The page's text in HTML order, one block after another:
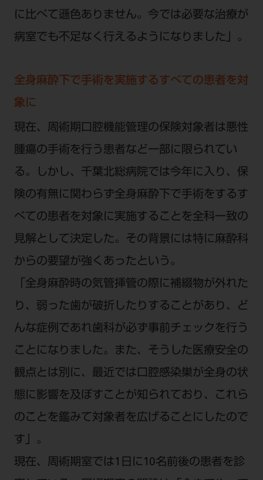
に比べて遜色ありません。今では必要な治療が
病室でも不足なく行えるようになりました」。
全身麻酔下で手術を実施するすべての患者を対
象に
現在、周術期口腔機能管理の保険対象者は悪性
腫瘍の手術を行う患者など一部に限られてい
る。しかし、千葉北総病院では今年に入り、保
険の有無に関わらず全身麻酔下で手術をするす
べての患者を対象に実施することを全科一致の
見解として決定した。その背景には特に麻酔科
からの要望が強くあったという。
「全身麻酔時の気管挿管の際に補綴物が外れた
り、弱った歯が破折したりすることがあり、ど
んな症例であれ歯科が必ず事前チェックを行う
ことになりました。また、そうした医療安全の
観点とは別に、最近では口腔感染巣が全身の状
態に影響を及ぼすことが知られており、これら
のことを鑑みて対象者を広げることにしたので
す」。
現在、周術期室では1日に10名前後の患者を診